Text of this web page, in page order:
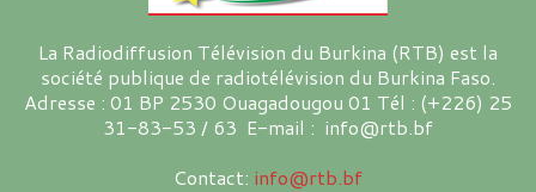
La Radiodiffusion Télévision du Burkina (RTB) est la
société publique de radiotélévision du Burkina Faso.
Adresse : 01 BP 2530 Ouagadougou 01 Tél : (+226) 25
31-83-53 / 63 E-mail : info@rtb.bf
Contact: info@rtb.bf